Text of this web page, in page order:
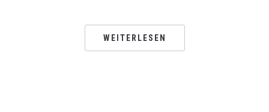
WEITERLESEN